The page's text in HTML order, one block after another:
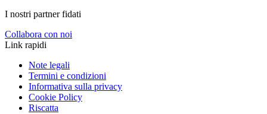
I nostri partner fidati
Collabora con noi
Link rapidi
Note legali
Termini e condizioni
Informativa sulla privacy
Cookie Policy
Riscatta